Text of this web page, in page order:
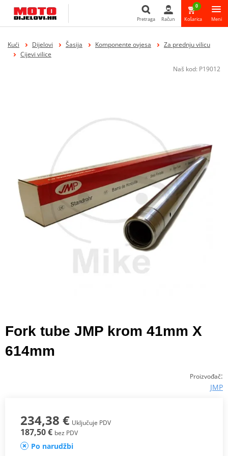
Pretraga
Pretraga Račun
0
Košarica Meni
Kući Dijelovi Šasija Komponente ovjesa
Za prednju vilicu
Cijevi vilice
Naš kod: P19012
Fork tube JMP krom 41mm X
614mm
Proizvođač:
JMP
234,38 € Uključuje PDV
187,50 € bez PDV
Po narudžbi